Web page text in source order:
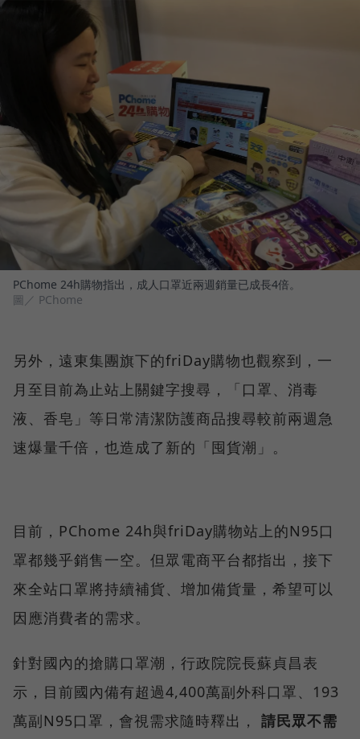
PChome 24h購物指出，成人口罩近兩週銷量已成長4倍。
圖／ PChome
另外，遠東集團旗下的friDay購物也觀察到，一
月至目前為止站上關鍵字搜尋，「口罩、消毒
液、香皂」等日常清潔防護商品搜尋較前兩週急
速爆量千倍，也造成了新的「囤貨潮」。
目前，PChome 24h與friDay購物站上的N95口
罩都幾乎銷售一空。但眾電商平台都指出，接下
來全站口罩將持續補貨、增加備貨量，希望可以
因應消費者的需求。
針對國內的搶購口罩潮，行政院院長蘇貞昌表
示，目前國內備有超過4,400萬副外科口罩、193
萬副N95口罩，會視需求隨時釋出， 請民眾不需